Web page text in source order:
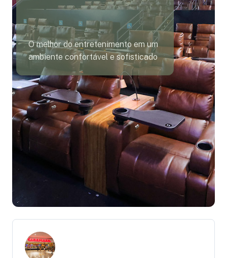
O melhor do entretenimento em um
ambiente confortável e sofisticado